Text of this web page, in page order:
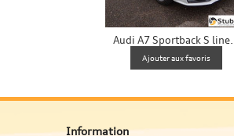
Audi A7 Sportback S line...
Ajouter aux favoris
Information